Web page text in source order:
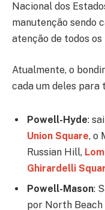
Nacional dos
manutenção sendo
atenção de todos
Atualmente, o
cada um deles para
Powell-Hyde:
Union Square, o
Russian Hill,
Ghirardelli
Powell-Mason:
por North